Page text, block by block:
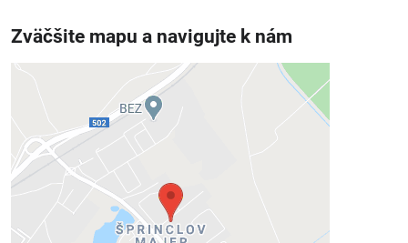
Zväčšite mapu a navigujte k nám
Externý obsah je blokovaný
Prajete si načítať externý obsah?
Povoliť tentokrát